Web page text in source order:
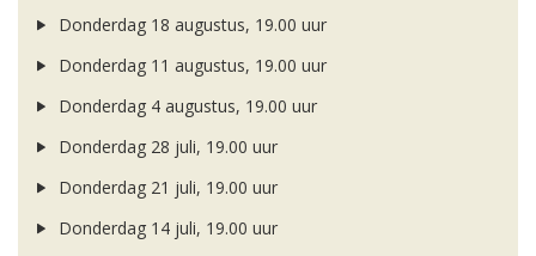
Donderdag 18 augustus, 19.00 uur
Donderdag 11 augustus, 19.00 uur
Donderdag 4 augustus, 19.00 uur
Donderdag 28 juli, 19.00 uur
Donderdag 21 juli, 19.00 uur
Donderdag 14 juli, 19.00 uur